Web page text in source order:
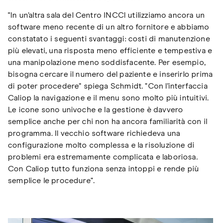
"In un'altra sala del Centro INCCI utilizziamo ancora un
software meno recente di un altro fornitore e abbiamo
constatato i seguenti svantaggi: costi di manutenzione
più elevati, una risposta meno efficiente e tempestiva e
una manipolazione meno soddisfacente. Per esempio,
bisogna cercare il numero del paziente e inserirlo prima
di poter procedere" spiega Schmidt. "Con l'interfaccia
Caliop la navigazione e il menu sono molto più intuitivi.
Le icone sono univoche e la gestione è davvero
semplice anche per chi non ha ancora familiarità con il
programma. Il vecchio software richiedeva una
configurazione molto complessa e la risoluzione di
problemi era estremamente complicata e laboriosa.
Con Caliop tutto funziona senza intoppi e rende più
semplice le procedure".